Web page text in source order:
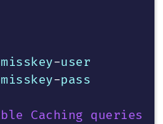
misskey-user
misskey-pass
Caching queries